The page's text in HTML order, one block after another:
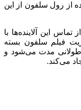
از رول سلفون از این
این آلاینده‌ها با
فیلم سلفون بسته
طولانی مدت می‌شود و
می‌کند.